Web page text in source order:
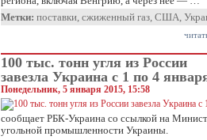
Метки: поставки, сжиженный газ, США,
100 тыс. тонн угля из России
завезла Украина с 1 по 4
Понедельник, 5 января 2015, 15:58
сообщает РБК-Украина со ссылкой на
угольной промышленности Украины.